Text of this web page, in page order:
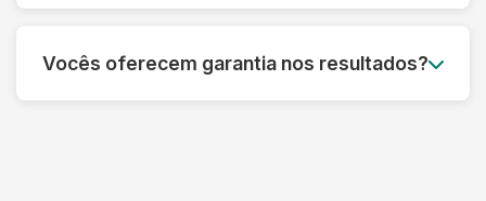
de restauração podem precisar de um tempo
adicional para garantir o melhor resultado.
Vocês oferecem garantia nos resultados?